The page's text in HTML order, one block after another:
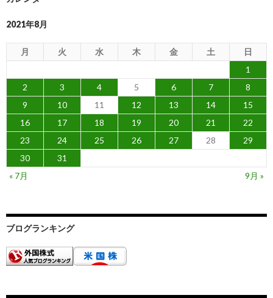
2021年8月
月 火 水 木 金 土
日
1
2
3 4 5 6 7
8
9
10 11 12 13 14
15
16
17 18 19 20 21
22
23
24 25 26 27 28
29
30
31
« 7月
9月 »
ブログランキング